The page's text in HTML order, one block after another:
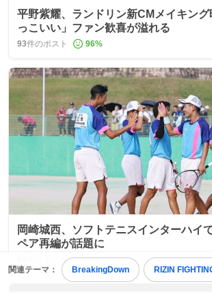
関連テーマ： BreakingDown RIZIN
平野紫耀、ランドリン新CMメイキン
っこいい」ファン歓喜が溢れる
93件のポスト 96%
岡崎城西、ソフトテニスインターハイ
ペア再編が話題に
件のポスト